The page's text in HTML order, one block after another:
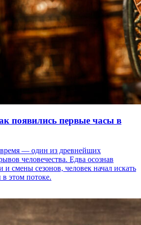
появились первые часы в
— один из древнейших
человечества. Едва осознав
и смены сезонов, человек начал искать
этом потоке.